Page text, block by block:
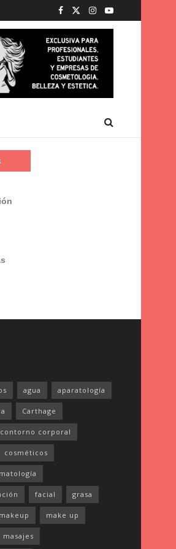
agua aparatología
Carthage
contorno corporal
cosméticos
facial grasa
makeup make up
masajes